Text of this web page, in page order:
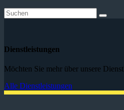
Dienstleistungen
Möchten Sie mehr über unsere
Alle Dienstleistungen